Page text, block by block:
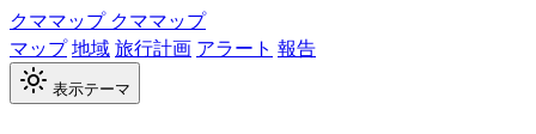
クママップ クママップ
マップ地域旅行計画 アラート 報告
表示テーマ